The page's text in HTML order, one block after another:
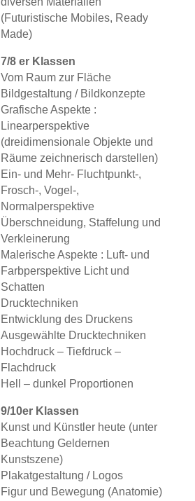
(Futuristische Mobiles, Ready
Made)
7/8 er Klassen
Vom Raum zur Fläche
Bildgestaltung / Bildkonzepte
Grafische Aspekte :
Linearperspektive
(dreidimensionale Objekte und
Räume zeichnerisch darstellen)
Ein- und Mehr- Fluchtpunkt-,
Frosch-, Vogel-,
Normalperspektive
Überschneidung, Staffelung und
Verkleinerung
Malerische Aspekte : Luft- und
Farbperspektive Licht und
Schatten
Drucktechniken
Entwicklung des Druckens
Ausgewählte Drucktechniken
Hochdruck – Tiefdruck –
Flachdruck
Hell – dunkel Proportionen
9/10er Klassen
Kunst und Künstler heute (unter
Beachtung Geldernen
Kunstszene)
Plakatgestaltung / Logos
Figur und Bewegung (Anatomie)